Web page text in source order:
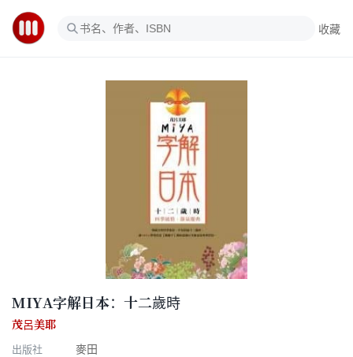
收藏
MIYA字解日本：十二歲時
茂呂美耶
出版社
麥田